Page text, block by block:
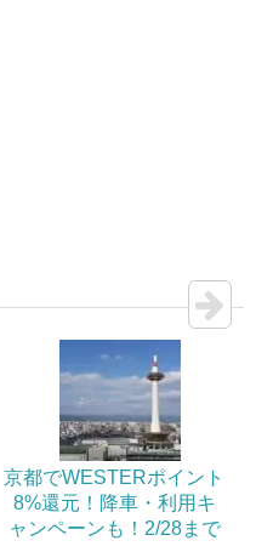
京都でWESTERポイント
8%還元！降車・利用キ
ャンペーンも！2/28まで